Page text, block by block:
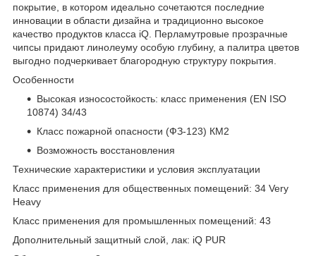
покрытие, в котором идеально сочетаются последние
инновации в области дизайна и традиционно высокое
качество продуктов класса iQ. Перламутровые прозрачные
чипсы придают линолеуму особую глубину, а палитра цветов
выгодно подчеркивает благородную структуру покрытия.
Особенности
Высокая износостойкость: класс применения (EN ISO
10874) 34/43
Класс пожарной опасности (ФЗ-123) КМ2
Возможность восстановления
Технические характеристики и условия эксплуатации
Класс применения для общественных помещений: 34 Very
Heavy
Класс применения для промышленных помещений: 43
Дополнительный защитный слой, лак: iQ PUR